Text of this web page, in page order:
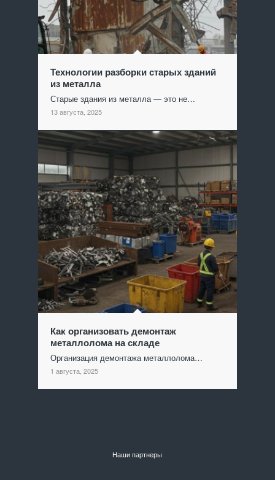
Технологии разборки старых зданий
из металла
Старые здания из металла — это не…
13 августа, 2025
Как организовать демонтаж
металлолома на складе
Организация демонтажа металлолома…
1 августа, 2025
Наши партнеры